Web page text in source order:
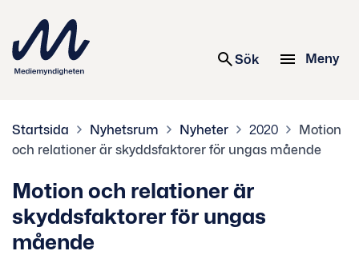
Sök Meny
Startsida Nyhetsrum Nyheter 2020
Motion
och relationer är skyddsfaktorer för ungas mående
Motion och relationer är
skyddsfaktorer för ungas
mående